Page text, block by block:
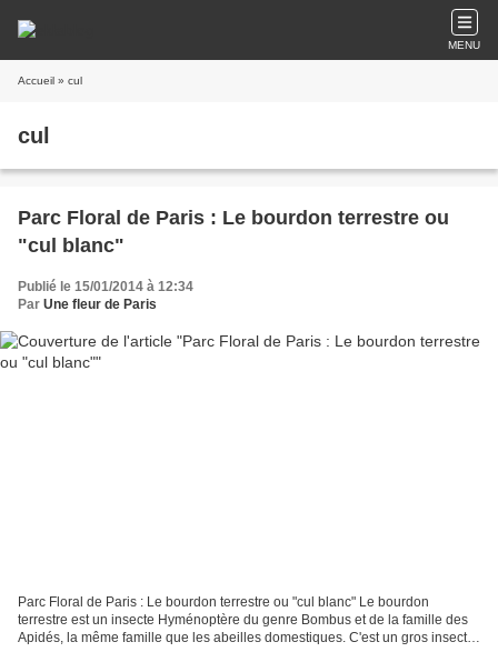
MENU
Accueil » cul
cul
Parc Floral de Paris : Le bourdon terrestre ou
"cul blanc"
Publié le 15/01/2014 à 12:34
Par Une fleur de Paris
Parc Floral de Paris : Le bourdon terrestre ou "cul blanc" Le bourdon
terrestre est un insecte Hyménoptère du genre Bombus et de la famille des
Apidés, la même famille que les abeilles domestiques. C'est un gros insecte